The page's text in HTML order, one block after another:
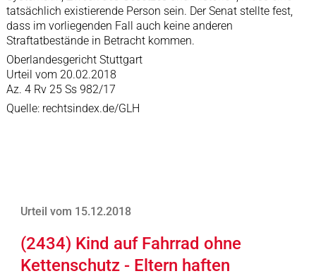
tatsächlich existierende Person sein. Der Senat stellte fest,
dass im vorliegenden Fall auch keine anderen
Straftatbestände in Betracht kommen.
Oberlandesgericht Stuttgart
Urteil vom 20.02.2018
Az. 4 Rv 25 Ss 982/17
Quelle: rechtsindex.de/GLH
Urteil vom 15.12.2018
(2434) Kind auf Fahrrad ohne
Kettenschutz - Eltern haften